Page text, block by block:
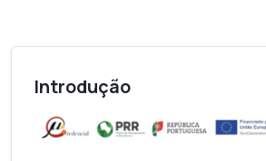
Introdução